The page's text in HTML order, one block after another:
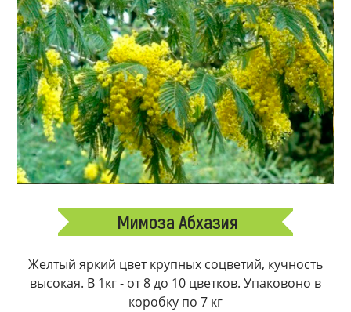
Мимоза Абхазия
Желтый яркий цвет крупных соцветий, кучность
высокая. В 1кг - от 8 до 10 цветков. Упаковоно в
коробку по 7 кг